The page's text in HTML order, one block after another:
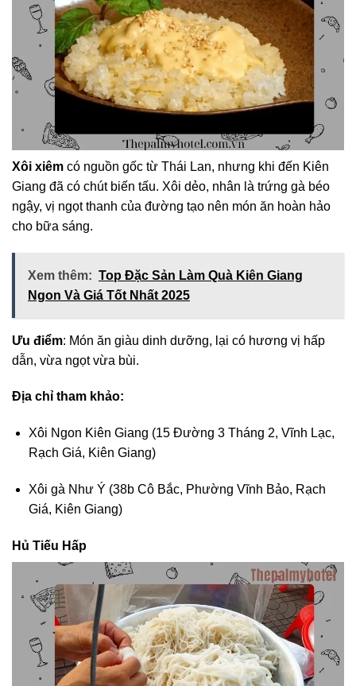
Xôi xiêm có nguồn gốc từ Thái Lan, nhưng khi đến Kiên
Giang đã có chút biến tấu. Xôi dẻo, nhân là trứng gà béo
ngậy, vị ngọt thanh của đường tạo nên món ăn hoàn hảo
cho bữa sáng.
Xem thêm: Top Đặc Sản Làm Quà Kiên Giang
Ngon Và Giá Tốt Nhất 2025
Ưu điểm: Món ăn giàu dinh dưỡng, lại có hương vị hấp
dẫn, vừa ngọt vừa bùi.
Địa chỉ tham khảo:
Xôi Ngon Kiên Giang (15 Đường 3 Tháng 2, Vĩnh Lạc,
Rạch Giá, Kiên Giang)
Xôi gà Như Ý (38b Cô Bắc, Phường Vĩnh Bảo, Rạch
Giá, Kiên Giang)
Hủ Tiếu Hấp